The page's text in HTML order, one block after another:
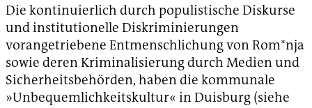
Die kontinuierlich durch populistische Diskurse
und institutionelle Diskriminierungen
vorangetriebene Entmenschlichung von Rom*nja
sowie deren Kriminalisierung durch Medien und
Sicherheitsbehörden, haben die kommunale
»Unbequemlichkeitskultur« in Duisburg (siehe